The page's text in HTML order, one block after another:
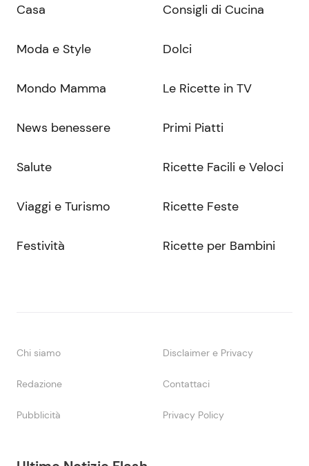
Casa
Moda e Style
Mondo Mamma
News benessere
Salute
Viaggi e Turismo
Festività
Consigli di Cucina
Dolci
Le Ricette in TV
Primi Piatti
Ricette Facili e Veloci
Ricette Feste
Ricette per Bambini
Chi siamo Disclaimer e Privacy
Redazione Contattaci
Pubblicità Privacy Policy